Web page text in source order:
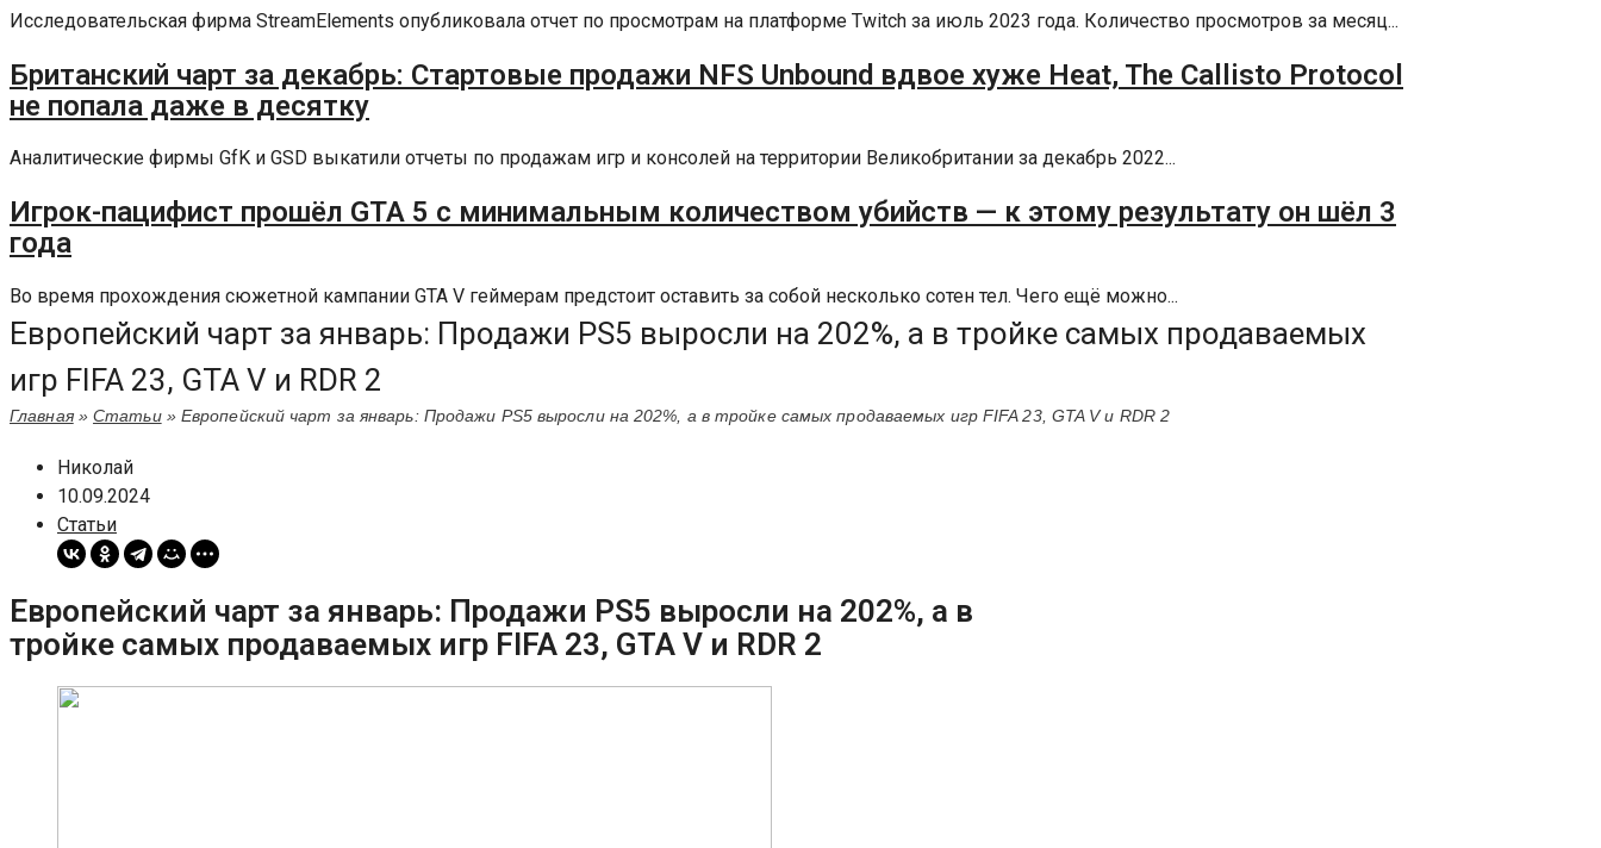
Исследовательская фирма StreamElements опубликовала отчет по просмотрам на платформе Twitch за июль 2023 года. Количество просмотров за месяц...
Британский чарт за декабрь: Стартовые продажи NFS Unbound вдвое хуже Heat, The Callisto Protocol
не попала даже в десятку
Аналитические фирмы GfK и GSD выкатили отчеты по продажам игр и консолей на территории Великобритании за декабрь 2022...
Игрок-пацифист прошёл GTA 5 с минимальным количеством убийств — к этому результату он шёл 3
года
Во время прохождения сюжетной кампании GTA V геймерам предстоит оставить за собой несколько сотен тел. Чего ещё можно...
Европейский чарт за январь: Продажи PS5 выросли на 202%, а в тройке самых продаваемых
игр FIFA 23, GTA V и RDR 2
Главная»Статьи» Европейский чарт за январь: Продажи PS5 выросли на 202%, а в тройке самых продаваемых игр FIFA 23, GTA V и RDR 2
Николай
10.09.2024
Статьи
Европейский чарт за январь: Продажи PS5 выросли на 202%, а в
тройке самых продаваемых игр FIFA 23, GTA V и RDR 2